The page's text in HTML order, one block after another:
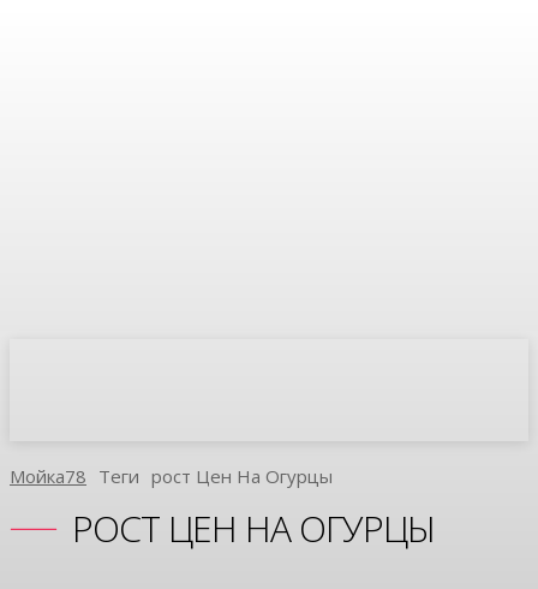
Мойка78 Теги Рост Цен На Огурцы
РОСТ ЦЕН НА ОГУРЦЫ